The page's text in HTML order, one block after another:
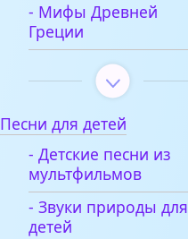
- Мифы Древней
Греции
Песни для детей
- Детские песни из
мультфильмов
- Звуки природы для
детей